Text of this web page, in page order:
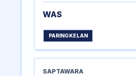
WAS
PARINGKELAN
SAPTAWARA